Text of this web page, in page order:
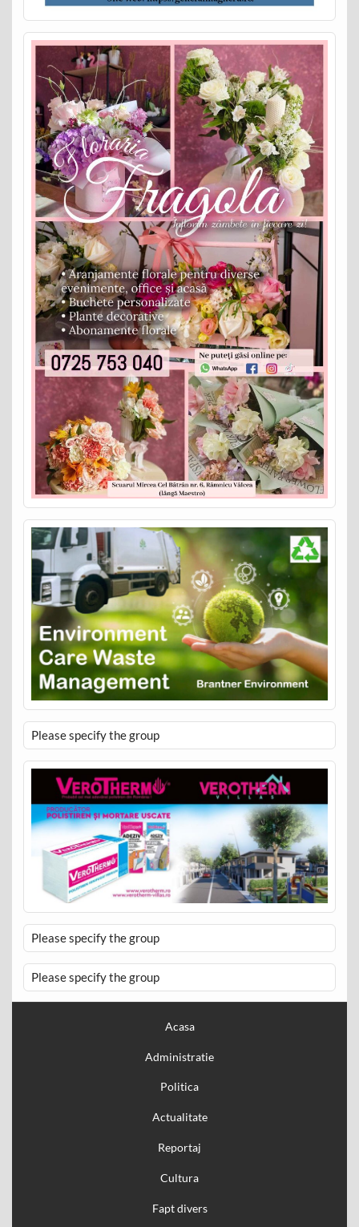
Please specify the group
Please specify the group
Please specify the group
Acasa
Administratie
Politica
Actualitate
Reportaj
Cultura
Fapt divers